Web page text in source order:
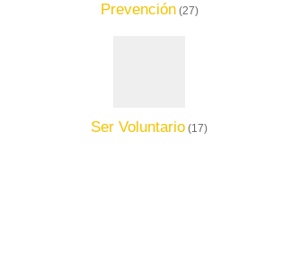
Prevención(27)
Ser Voluntario (17)